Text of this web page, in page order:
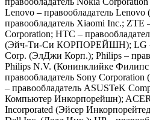
Lenovo – правообладатель
правообладатель Xiaomi Inc.; ZTE
Corporation; HTC –
(Эйч-Ти-Си КОРПОРЕЙШН); LG –
Corp. (ЭлДжи Корп.); Philips –
Philips N.V. (Конинклийке
правообладатель Sony
– правообладатель ASUSTeK
Компьютер Инкорпорейшн); ACER
Incorporated (Эйсер